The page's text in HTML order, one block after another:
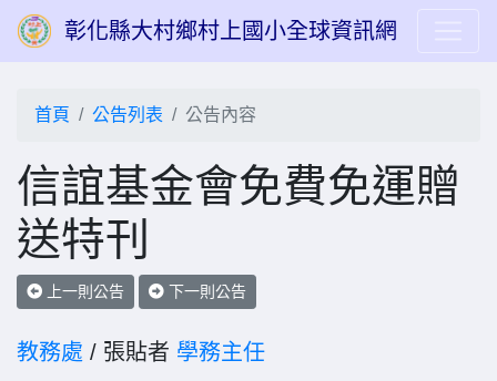
彰化縣大村鄉村上國小全球資訊網
首頁 公告列表 公告內容
信誼基金會免費免運贈
送特刊
上一則公告 下一則公告
教務處 / 張貼者 學務主任